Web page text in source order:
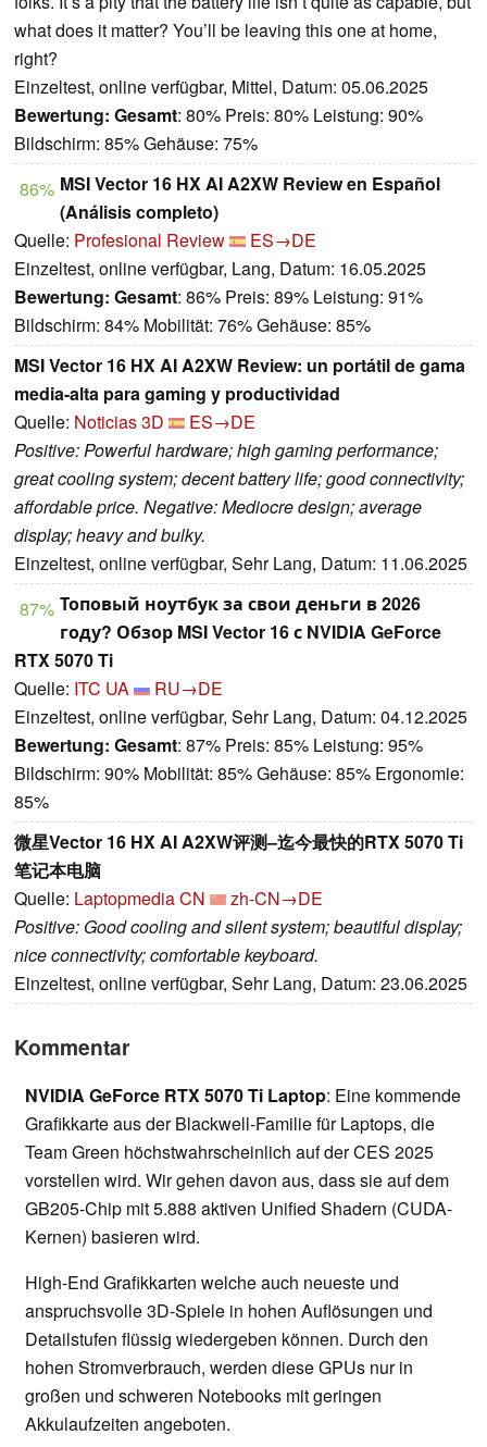
what does it matter? You’ll be leaving this one at home,
right?
Einzeltest, online verfügbar, Mittel, Datum: 05.06.2025
Bewertung: Gesamt: 80% Preis: 80% Leistung: 90%
Bildschirm: 85% Gehäuse: 75%
86% MSI Vector 16 HX AI A2XW Review en Español
(Análisis completo)
Quelle: Profesional Review
ES→DE
Einzeltest, online verfügbar, Lang, Datum: 16.05.2025
Bewertung: Gesamt: 86% Preis: 89% Leistung: 91%
Bildschirm: 84% Mobilität: 76% Gehäuse: 85%
MSI Vector 16 HX AI A2XW Review: un portátil de gama
media-alta para gaming y productividad
Quelle: Noticias 3D
ES→DE
Positive: Powerful hardware; high gaming performance;
great cooling system; decent battery life; good connectivity;
affordable price. Negative: Mediocre design; average
display; heavy and bulky.
Einzeltest, online verfügbar, Sehr Lang, Datum: 11.06.2025
87% Топовый ноутбук за свои деньги в 2026
году? Обзор MSI Vector 16 с NVIDIA GeForce
RTX 5070 Ti
Quelle: ITC UA
RU→DE
Einzeltest, online verfügbar, Sehr Lang, Datum: 04.12.2025
Bewertung: Gesamt: 87% Preis: 85% Leistung: 95%
Bildschirm: 90% Mobilität: 85% Gehäuse: 85% Ergonomie:
85%
微星Vector 16 HX AI A2XW评测–迄今最快的RTX 5070 Ti
笔记本电脑
Quelle: Laptopmedia CN
zh-CN→DE
Positive: Good cooling and silent system; beautiful display;
nice connectivity; comfortable keyboard.
Einzeltest, online verfügbar, Sehr Lang, Datum: 23.06.2025
Kommentar
NVIDIA GeForce RTX 5070 Ti Laptop: Eine kommende
Grafikkarte aus der Blackwell-Familie für Laptops, die
Team Green höchstwahrscheinlich auf der CES 2025
vorstellen wird. Wir gehen davon aus, dass sie auf dem
GB205-Chip mit 5.888 aktiven Unified Shadern (CUDA-
Kernen) basieren wird.
High-End Grafikkarten welche auch neueste und
anspruchsvolle 3D-Spiele in hohen Auflösungen und
Detailstufen flüssig wiedergeben können. Durch den
hohen Stromverbrauch, werden diese GPUs nur in
großen und schweren Notebooks mit geringen
Akkulaufzeiten angeboten.